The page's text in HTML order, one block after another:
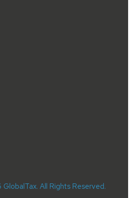
All Rights Reserved.